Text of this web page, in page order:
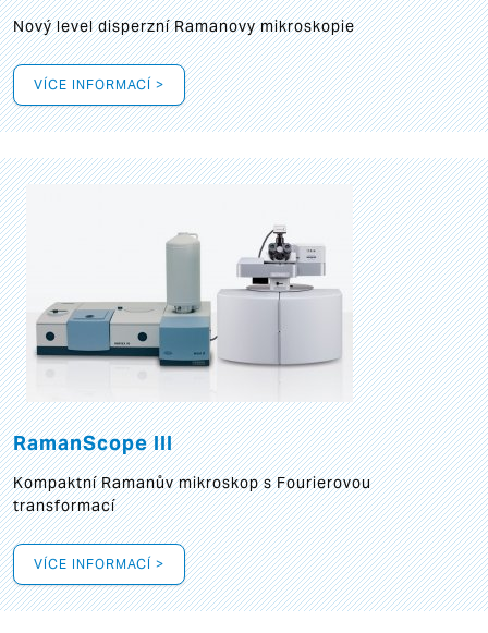
Nový level disperzní Ramanovy mikroskopie
VÍCE INFORMACÍ >
RamanScope III
Kompaktní Ramanův mikroskop s Fourierovou
transformací
VÍCE INFORMACÍ >